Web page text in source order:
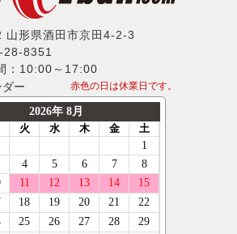
山形県酒田市京田4-2-3
28-8351
：10:00～17:00
ー
赤色の日は休業日です。